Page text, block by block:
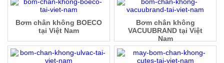
Bơm chân không
VACUUBRAND tại Việt
Nam
Bơm chân không BOECO
tại Việt Nam